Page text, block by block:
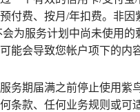
付费、按月/年扣费。非
为服务计划中尚未使用
能会导致您帐户项下的内
务期届满之前停止使用紫
条款、任何业务规则或可